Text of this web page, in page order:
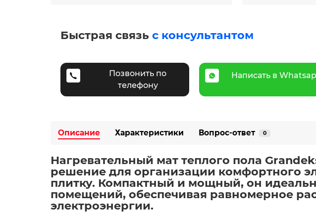
Быстрая связь с консультантом
Позвонить по
телефону
Написать в
Описание Характеристики Вопрос-ответ 0
Нагревательный мат теплого пола
решение для организации комфортного
плитку. Компактный и мощный, он
помещений, обеспечивая равномерное
электроэнергии.​